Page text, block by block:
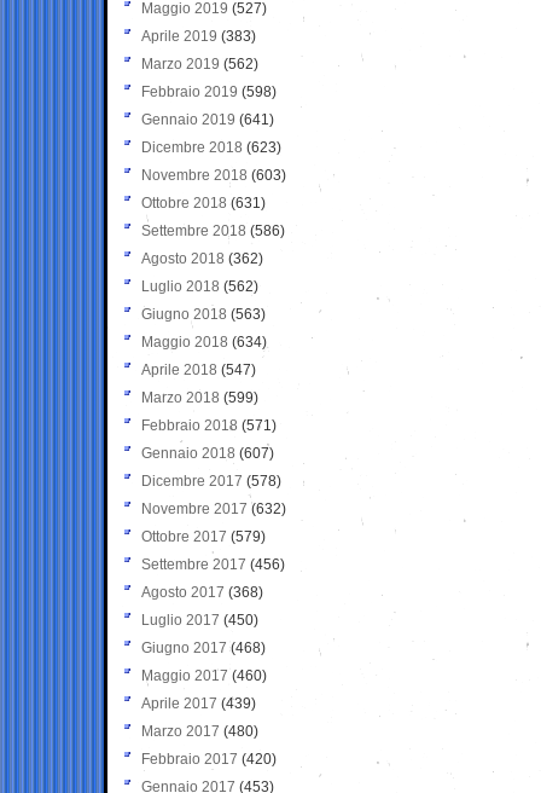
Maggio 2019 (527)
Aprile 2019 (383)
Marzo 2019 (562)
Febbraio 2019 (598)
Gennaio 2019 (641)
Dicembre 2018 (623)
Novembre 2018 (603)
Ottobre 2018 (631)
Settembre 2018 (586)
Agosto 2018 (362)
Luglio 2018 (562)
Giugno 2018 (563)
Maggio 2018 (634)
Aprile 2018 (547)
Marzo 2018 (599)
Febbraio 2018 (571)
Gennaio 2018 (607)
Dicembre 2017 (578)
Novembre 2017 (632)
Ottobre 2017 (579)
Settembre 2017 (456)
Agosto 2017 (368)
Luglio 2017 (450)
Giugno 2017 (468)
Maggio 2017 (460)
Aprile 2017 (439)
Marzo 2017 (480)
Febbraio 2017 (420)
Gennaio 2017 (453)